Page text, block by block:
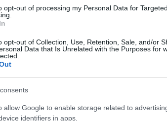
opt-out of processing my Personal Data for Targeted
opt-out of Collection, Use, Retention, Sale, and/or
Data that Is Unrelated with the Purposes for
allow Google to enable storage related to
identifiers in apps.
Vähintään 25 Procountoria käyttävää
Finacc Oy ❯
Mirinda Ky ❯
Tilipartners Oy ❯